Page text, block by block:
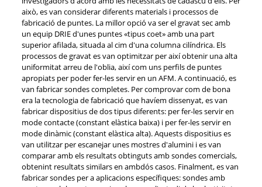
això, es van considerar diferents materials i processos de
fabricació de puntes. La millor opció va ser el gravat sec amb
un equip DRIE d'unes puntes «tipus coet» amb una part
superior afilada, situada al cim d'una columna cilíndrica. Els
processos de gravat es van optimitzar per així obtenir una alta
uniformitat arreu de l'oblia, així com uns perfils de puntes
apropiats per poder fer-les servir en un AFM. A continuació, es
van fabricar sondes completes. Per comprovar com de bona
era la tecnologia de fabricació que havíem dissenyat, es van
fabricar dispositius de dos tipus diferents: per fer-les servir en
mode contacte (constant elàstica baixa) i per fer-les servir en
mode dinàmic (constant elàstica alta). Aquests dispositius es
van utilitzar per escanejar unes mostres d'alumini i es van
comparar amb els resultats obtinguts amb sondes comercials,
obtenint resultats similars en ambdós casos. Finalment, es van
fabricar sondes per a aplicacions específiques: sondes amb